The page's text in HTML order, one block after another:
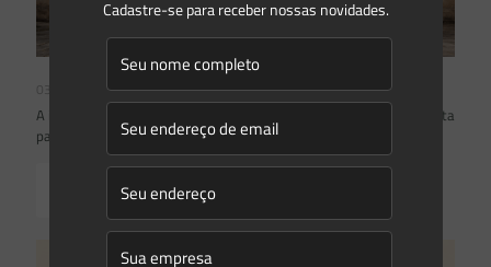
03/08/2026
A inclusão de imóvel em inventário de patrimônio cultural não basta
para impor restrições ao direito de propriedade:
Read more
Cadastre-se para receber nossas novidades.